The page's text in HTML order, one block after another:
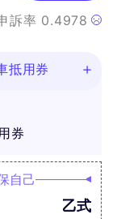
訴率 0.4978
抵用券
券
自己
乙式